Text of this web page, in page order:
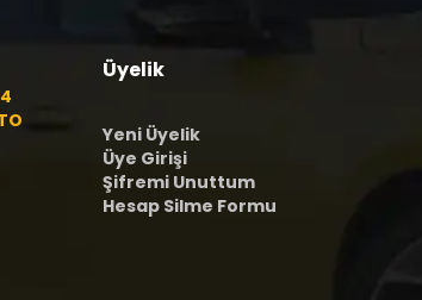
Üyelik
Yeni Üyelik
Üye Girişi
Şifremi Unuttum
Hesap Silme Formu